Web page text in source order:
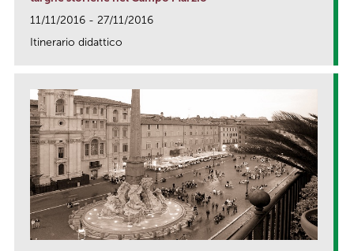
11/11/2016 - 27/11/2016
Itinerario didattico